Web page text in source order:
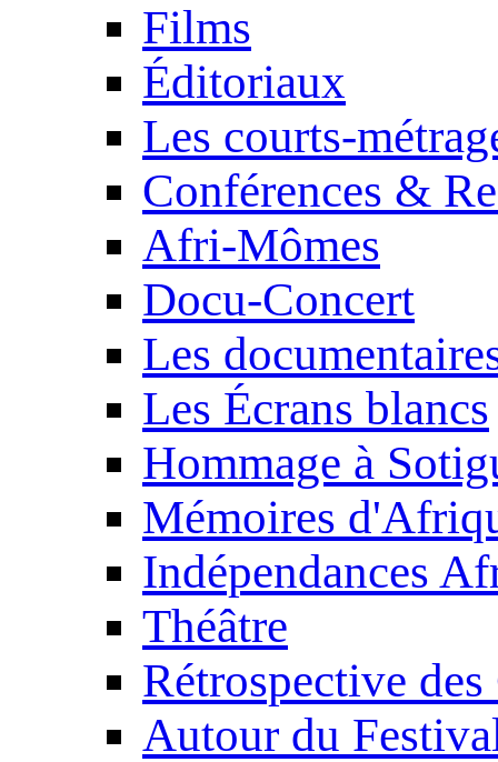
Films
Éditoriaux
Les courts-
Conférences &
Afri-Mômes
Docu-Concert
Les
Les Écrans blancs
Hommage à
Mémoires
Indépendances
Théâtre
Rétrospective
Autour du